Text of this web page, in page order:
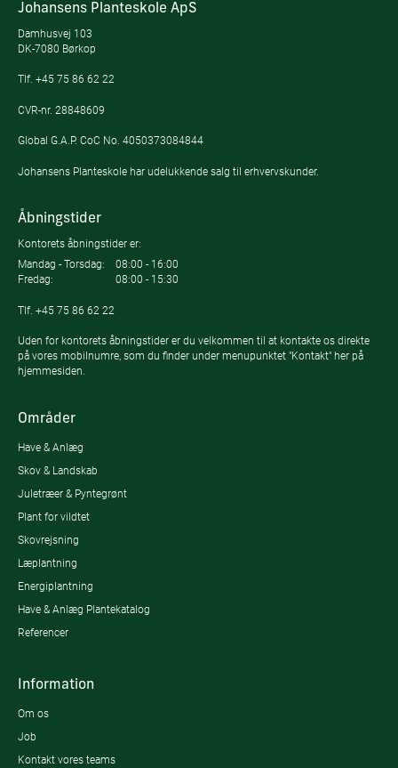
Johansens Planteskole ApS
Damhusvej 103
DK-7080 Børkop
Tlf. +45 75 86 62 22
CVR-nr. 28848609
Global G.A.P. CoC No. 4050373084844
Johansens Planteskole har udelukkende salg til erhvervskunder.
Åbningstider
Kontorets åbningstider er:
Mandag - Torsdag:
08:00 - 16:00
Fredag:
08:00 - 15:30
Tlf. +45 75 86 62 22
Uden for kontorets åbningstider er du velkommen til at kontakte os direkte
på vores mobilnumre, som du finder under menupunktet "Kontakt" her på
hjemmesiden.
Områder
Have & Anlæg
Skov & Landskab
Juletræer & Pyntegrønt
Plant for vildtet
Skovrejsning
Læplantning
Energiplantning
Have & Anlæg Plantekatalog
Referencer
Information
Om os
Job
Kontakt vores teams